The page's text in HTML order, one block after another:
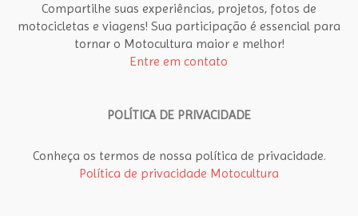
Compartilhe suas experiências, projetos, fotos de
motocicletas e viagens! Sua participação é essencial para
tornar o Motocultura maior e melhor!
Entre em contato
POLÍTICA DE PRIVACIDADE
Conheça os termos de nossa política de privacidade.
Política de privacidade Motocultura